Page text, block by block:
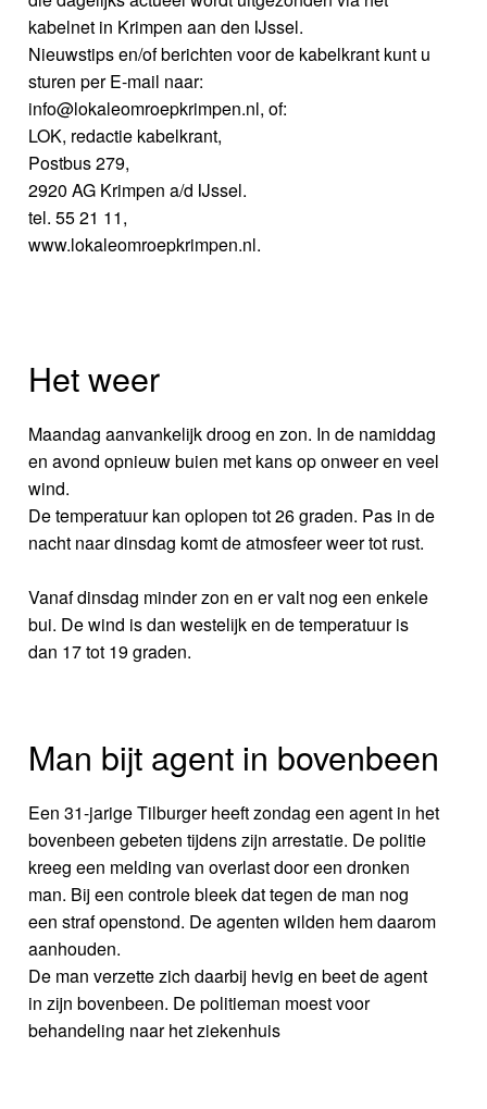
kabelnet in Krimpen aan den IJssel.
Nieuwstips en/of berichten voor de kabelkrant kunt u
sturen per E-mail naar:
info@lokaleomroepkrimpen.nl, of:
LOK, redactie kabelkrant,
Postbus 279,
2920 AG Krimpen a/d IJssel.
tel. 55 21 11,
www.lokaleomroepkrimpen.nl.
Het weer
Maandag aanvankelijk droog en zon. In de namiddag
en avond opnieuw buien met kans op onweer en veel
wind.
De temperatuur kan oplopen tot 26 graden. Pas in de
nacht naar dinsdag komt de atmosfeer weer tot rust.
Vanaf dinsdag minder zon en er valt nog een enkele
bui. De wind is dan westelijk en de temperatuur is
dan 17 tot 19 graden.
Man bijt agent in bovenbeen
Een 31-jarige Tilburger heeft zondag een agent in het
bovenbeen gebeten tijdens zijn arrestatie. De politie
kreeg een melding van overlast door een dronken
man. Bij een controle bleek dat tegen de man nog
een straf openstond. De agenten wilden hem daarom
aanhouden.
De man verzette zich daarbij hevig en beet de agent
in zijn bovenbeen. De politieman moest voor
behandeling naar het ziekenhuis